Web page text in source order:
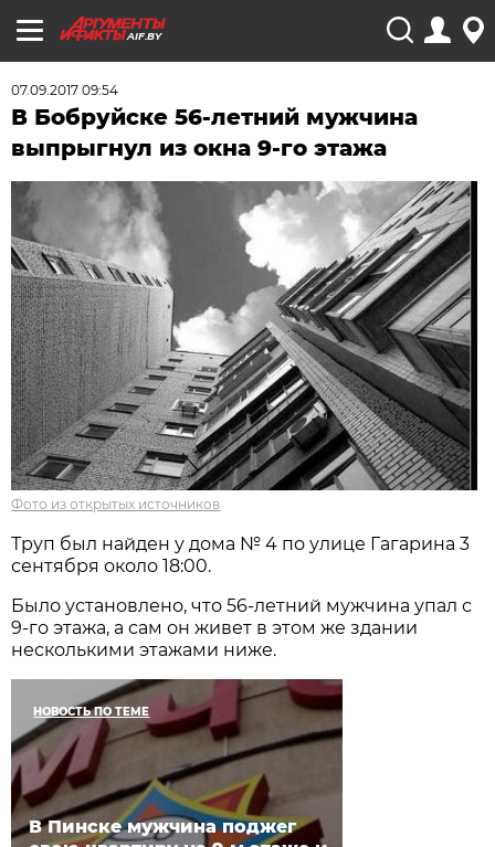
AIF.BY
07.09.2017 09:54
В Бобруйске 56-летний мужчина
выпрыгнул из окна 9-го этажа
Фото из открытых источников
Труп был найден у дома № 4 по улице Гагарина 3
сентября около 18:00.
Было установлено, что 56-летний мужчина упал с
9-го этажа, а сам он живет в этом же здании
несколькими этажами ниже.
НОВОСТЬ ПО ТЕМЕ
В Пинске мужчина поджег